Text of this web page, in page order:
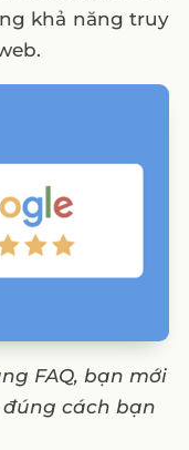
khả năng truy
FAQ, bạn mới
cách bạn